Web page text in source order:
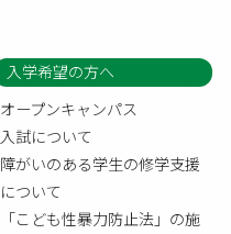
入学希望の方へ
オープンキャンパス
入試について
障がいのある学生の修学支援
について
「こども性暴力防止法」の施